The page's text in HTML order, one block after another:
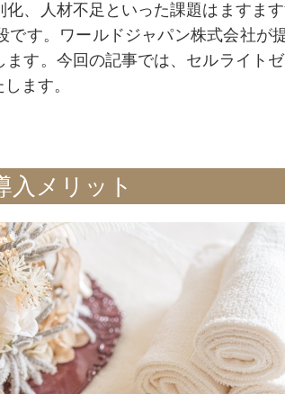
、人材不足といった課題はますま
す。ワールドジャパン株式会社が
す。今回の記事では、セルライト
ます。
入メリット